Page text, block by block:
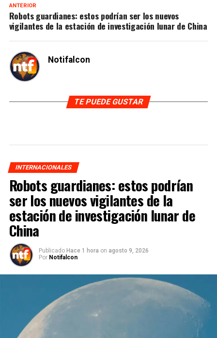
ANTERIOR
Robots guardianes: estos podrían ser los nuevos
vigilantes de la estación de investigación lunar de China
Notifalcon
TE PUEDE GUSTAR
INTERNACIONALES
Robots guardianes: estos podrían
ser los nuevos vigilantes de la
estación de investigación lunar de
China
Publicado Hace 1 hora on agosto 9, 2026
Por Notifalcon